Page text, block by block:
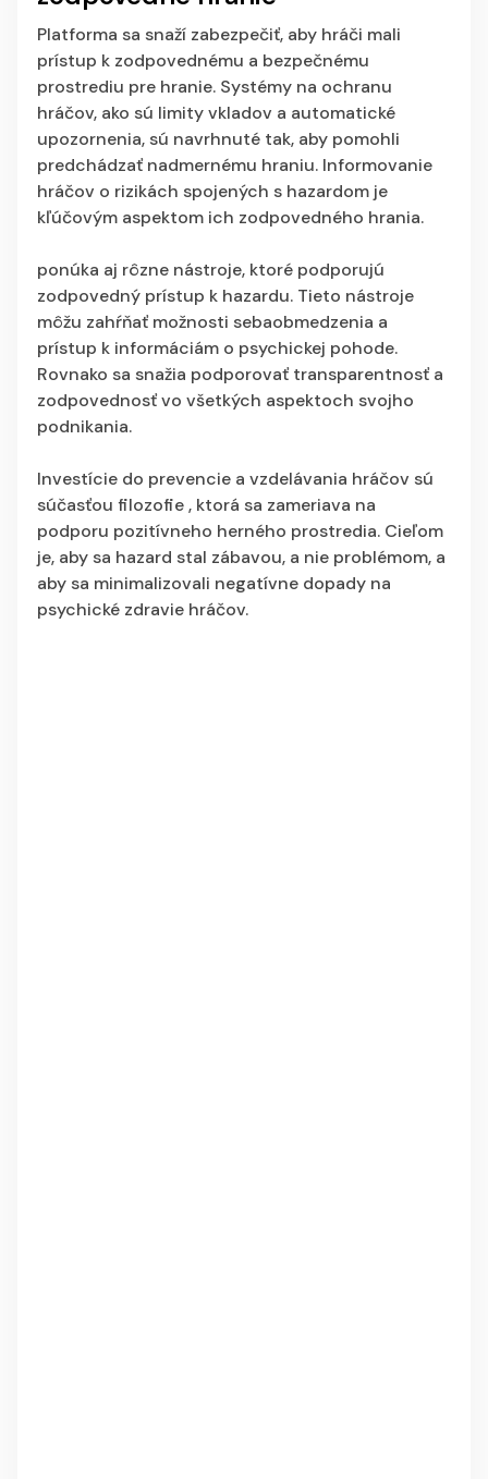
Platforma sa snaží zabezpečiť, aby hráči mali
prístup k zodpovednému a bezpečnému
prostrediu pre hranie. Systémy na ochranu
hráčov, ako sú limity vkladov a automatické
upozornenia, sú navrhnuté tak, aby pomohli
predchádzať nadmernému hraniu. Informovanie
hráčov o rizikách spojených s hazardom je
kľúčovým aspektom ich zodpovedného hrania.
ponúka aj rôzne nástroje, ktoré podporujú
zodpovedný prístup k hazardu. Tieto nástroje
môžu zahŕňať možnosti sebaobmedzenia a
prístup k informáciám o psychickej pohode.
Rovnako sa snažia podporovať transparentnosť a
zodpovednosť vo všetkých aspektoch svojho
podnikania.
Investície do prevencie a vzdelávania hráčov sú
súčasťou filozofie , ktorá sa zameriava na
podporu pozitívneho herného prostredia. Cieľom
je, aby sa hazard stal zábavou, a nie problémom, a
aby sa minimalizovali negatívne dopady na
psychické zdravie hráčov.